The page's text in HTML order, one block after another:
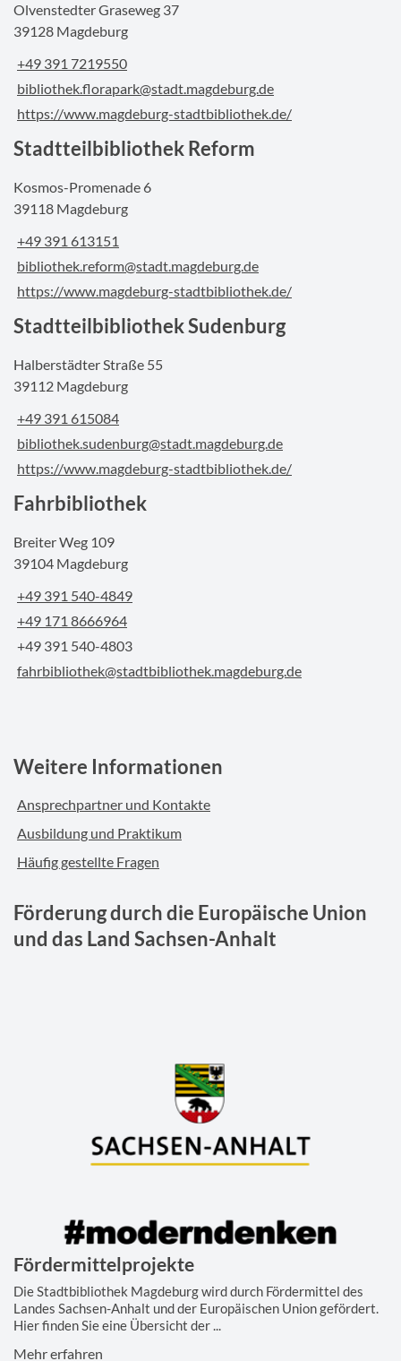
Olvenstedter Graseweg 37
39128 Magdeburg
+49 391 7219550
bibliothek.florapark@stadt.magdeburg.de
https://www.magdeburg-stadtbibliothek.de/
Stadtteilbibliothek Reform
Kosmos-Promenade 6
39118 Magdeburg
+49 391 613151
bibliothek.reform@stadt.magdeburg.de
https://www.magdeburg-stadtbibliothek.de/
Stadtteilbibliothek Sudenburg
Halberstädter Straße 55
39112 Magdeburg
+49 391 615084
bibliothek.sudenburg@stadt.magdeburg.de
https://www.magdeburg-stadtbibliothek.de/
Fahrbibliothek
Breiter Weg 109
39104 Magdeburg
+49 391 540-4849
+49 171 8666964
+49 391 540-4803
fahrbibliothek@stadtbibliothek.magdeburg.de
Weitere Informationen
Ansprechpartner und Kontakte
Ausbildung und Praktikum
Häufig gestellte Fragen
Förderung durch die Europäische Union
und das Land Sachsen-Anhalt
Fördermittelprojekte
Die Stadtbibliothek Magdeburg wird durch Fördermittel des
Landes Sachsen-Anhalt und der Europäischen Union gefördert.
Hier finden Sie eine Übersicht der ...
Mehr erfahren